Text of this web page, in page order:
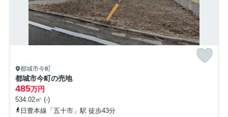
都城市今町
都城市今町の売地
485万円
534.02㎡ (-)
日豊本線「五十市」駅 徒歩43分